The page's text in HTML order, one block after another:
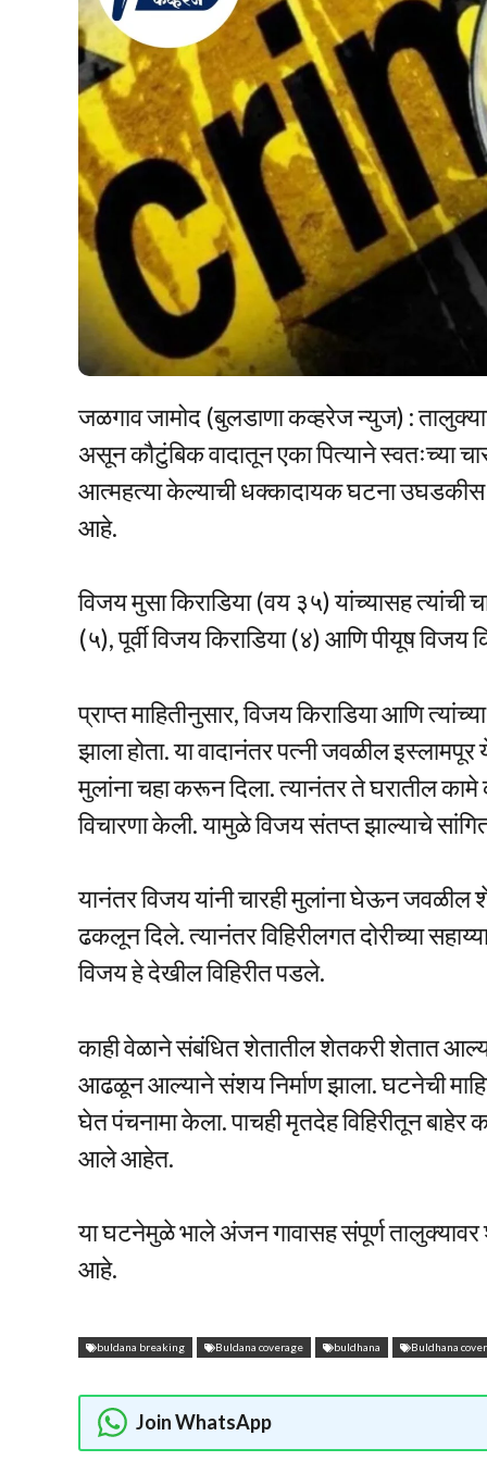
जळगाव जामोद (बुलडाणा कव्हरेज न्युज) :
असून कौटुंबिक वादातून एका पित्याने स्वतःच्या
आत्महत्या केल्याची धक्कादायक घटना
आहे.
विजय मुसा किराडिया (वय ३५) यांच्यासह त्यांची
(५), पूर्वी विजय किराडिया (४) आणि पीयूष विजय
प्राप्त माहितीनुसार, विजय किराडिया आणि
झाला होता. या वादानंतर पत्नी जवळील
मुलांना चहा करून दिला. त्यानंतर ते घरातील कामे
विचारणा केली. यामुळे विजय संतप्त झाल्याचे
यानंतर विजय यांनी चारही मुलांना घेऊन जवळील
ढकलून दिले. त्यानंतर विहिरीलगत दोरीच्या
विजय हे देखील विहिरीत पडले.
काही वेळाने संबंधित शेतातील शेतकरी शेतात
आढळून आल्याने संशय निर्माण झाला. घटनेची
घेत पंचनामा केला. पाचही मृतदेह विहिरीतून बाहेर
आले आहेत.
या घटनेमुळे भाले अंजन गावासह संपूर्ण
आहे.
buldana breaking Buldana coverage buldhana Buldhana
Join WhatsApp